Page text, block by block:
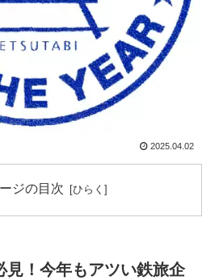
2025.04.02
ジの目次
見！今年もアツい鉄旅企